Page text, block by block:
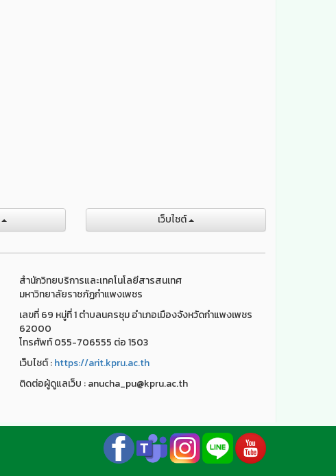
เว็บไชต์
สำนักวิทยบริการและเทคโนโลยีสารสนเทศ
มหาวิทยาลัยราชภัฏกำแพงเพชร
เลขที่ 69 หมู่ที่ 1 ตำบลนครชุม อำเภอเมืองจังหวัดกำแพงเพชร
62000
โทรศัพท์ 055-706555 ต่อ 1503
เว็บไชต์ :https://arit.kpru.ac.th
ติดต่อผู้ดูแลเว็บ : anucha_pu@kpru.ac.th